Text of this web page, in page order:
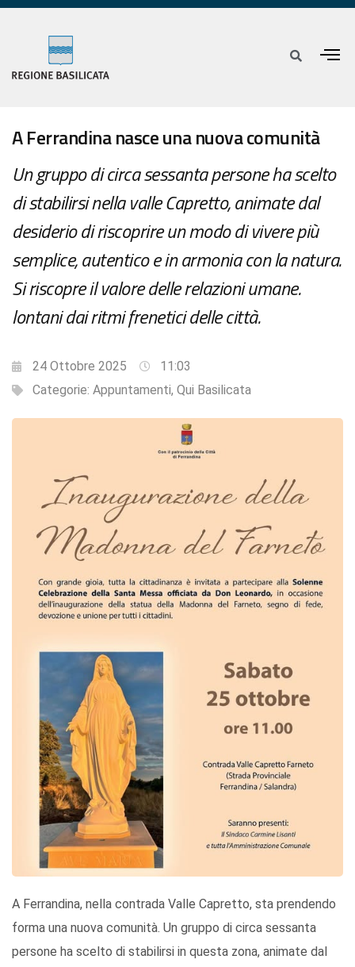
A Ferrandina nasce una nuova comunità
Un gruppo di circa sessanta persone ha scelto
di stabilirsi nella valle Capretto, animate dal
desiderio di riscoprire un modo di vivere più
semplice, autentico e in armonia con la natura.
Si riscopre il valore delle relazioni umane.
lontani dai ritmi frenetici delle città.
24 Ottobre 2025
11:03
Categorie: Appuntamenti, Qui Basilicata
A Ferrandina, nella contrada Valle Capretto, sta prendendo
forma una nuova comunità. Un gruppo di circa sessanta
persone ha scelto di stabilirsi in questa zona, animate dal